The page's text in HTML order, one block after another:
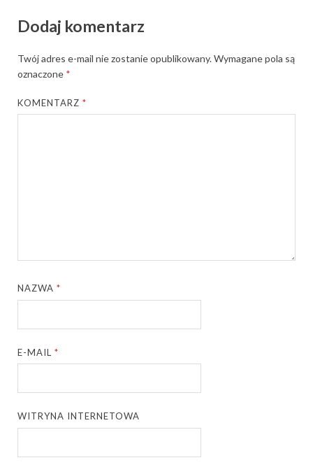
Dodaj komentarz
Twój adres e-mail nie zostanie opublikowany.Wymagane pola są
oznaczone *
KOMENTARZ*
NAZWA*
E-MAIL*
WITRYNA INTERNETOWA